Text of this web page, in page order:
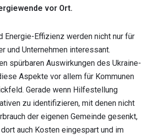
vor Ort.
Energie-Effizienz werden nicht nur für
und Unternehmen interessant.
spürbaren Auswirkungen des Ukraine-
Aspekte vor allem für Kommunen
Gerade wenn Hilfestellung
zu identifizieren, mit denen nicht
der eigenen Gemeinde gesenkt,
auch Kosten eingespart und im